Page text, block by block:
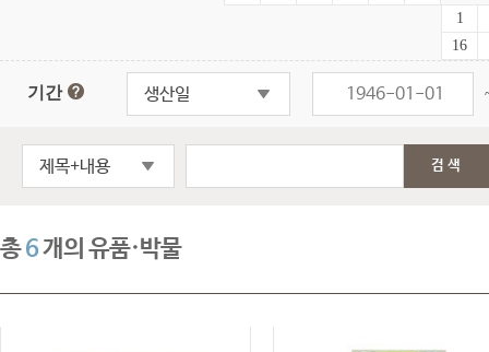
1
16
기간 생산일
제목+내용 검색
총6개의 유품·박물